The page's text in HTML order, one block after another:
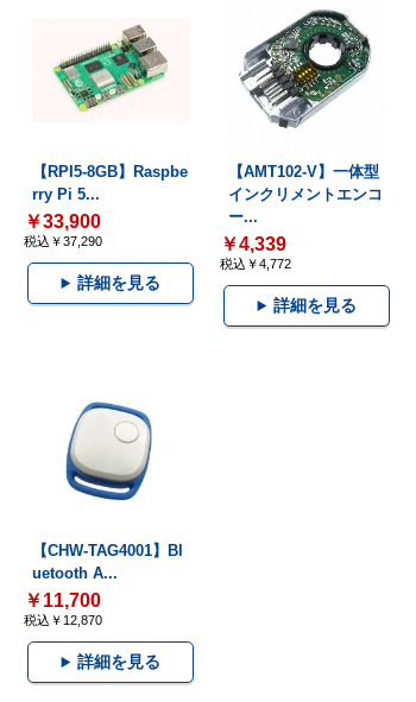
【RPI5-8GB】Raspbe
rry Pi 5...
￥33,900
税込￥37,290
詳細を見る
【AMT102-V】一体型
インクリメントエンコ
ー...
￥4,339
税込￥4,772
詳細を見る
【CHW-TAG4001】Bl
uetooth A...
￥11,700
税込￥12,870
詳細を見る